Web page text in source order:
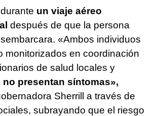
un viaje aéreo
después de que la persona
«Ambos individuos
monitorizados en coordinación
de salud locales y
no presentan síntomas»,
Sherrill a través de
subrayando que el riesgo